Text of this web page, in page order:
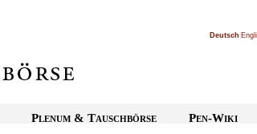
Deutsch
Plenum & Tauschbörse Pen-Wiki